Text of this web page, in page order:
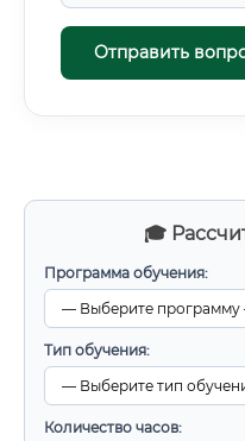
🎓
Программа обучения:
Тип обучения:
Количество часов:
Отправить